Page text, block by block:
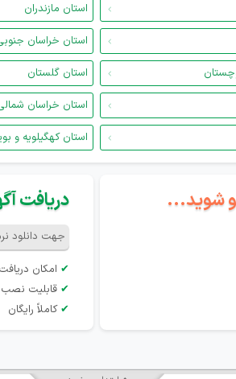
استان مازندران
استان خراسان
استان گلستان
استان خراسان
استان کهگیلویه و
شوید... دریافت
جهت دانلود
✔ امکان
✔ قابلیت نصب
✔ کاملاً رایگان